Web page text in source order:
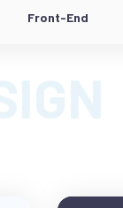
Front-End